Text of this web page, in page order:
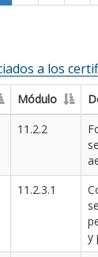
a los
Módulo
11.2.2
11.2.3.1
y